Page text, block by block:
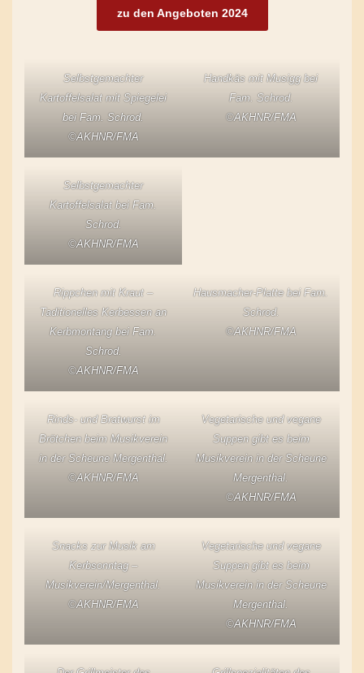
zu den Angeboten 2024
Selbstgemachter
Kartoffelsalat mit Spiegelei
bei Fam. Schrod.
©AKHNR/FMA
Handkäs mit Musigg bei
Fam. Schrod.
©AKHNR/FMA
Selbstgemachter
Kartoffelsalat bei Fam.
Schrod.
©AKHNR/FMA
Rippchen mit Kraut –
Taditionelles Kerbessen an
Kerbmontang bei Fam.
Schrod.
©AKHNR/FMA
Hausmacher-Platte bei Fam.
Schrod.
©AKHNR/FMA
Rinds- und Bratwurst im
Brötchen beim Musikverein
in der Scheune Mergenthal.
©AKHNR/FMA
Vegetarische und vegane
Suppen gibt es beim
Musikverein in der Scheune
Mergenthal.
©AKHNR/FMA
Snacks zur Musik am
Kerbsonntag –
Musikverein/Mergenthal.
©AKHNR/FMA
Vegetarische und vegane
Suppen gibt es beim
Musikverein in der Scheune
Mergenthal.
©AKHNR/FMA